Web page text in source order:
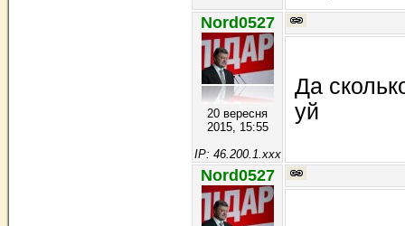
Nord0527
20 вересня
2015, 15:55
IP: 46.200.1.xxx
Да
уй
Nord0527